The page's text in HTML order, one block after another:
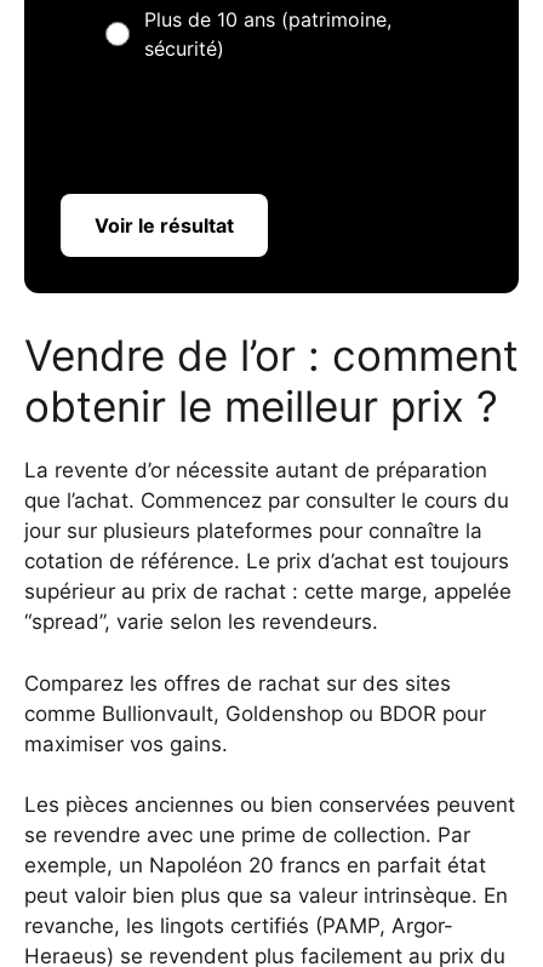
Plus de 10 ans (patrimoine,
sécurité)
Voir le résultat
Vendre de l’or : comment
obtenir le meilleur prix ?
La revente d’or nécessite autant de préparation
que l’achat. Commencez par consulter le cours du
jour sur plusieurs plateformes pour connaître la
cotation de référence. Le prix d’achat est toujours
supérieur au prix de rachat : cette marge, appelée
“spread”, varie selon les revendeurs.
Comparez les offres de rachat sur des sites
comme Bullionvault, Goldenshop ou BDOR pour
maximiser vos gains.
Les pièces anciennes ou bien conservées peuvent
se revendre avec une prime de collection. Par
exemple, un Napoléon 20 francs en parfait état
peut valoir bien plus que sa valeur intrinsèque. En
revanche, les lingots certifiés (PAMP, Argor-
Heraeus) se revendent plus facilement au prix du